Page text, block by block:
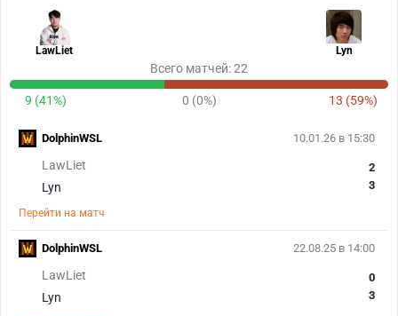
LawLiet Lyn
Всего матчей: 22
9 (41%) 0 (0%) 13 (59%)
10.01.26 в 15:30
LawLiet
Lyn
2
3
Перейти на матч
DolphinWSL
22.08.25 в 14:00
LawLiet
Lyn
0
3
DolphinWSL